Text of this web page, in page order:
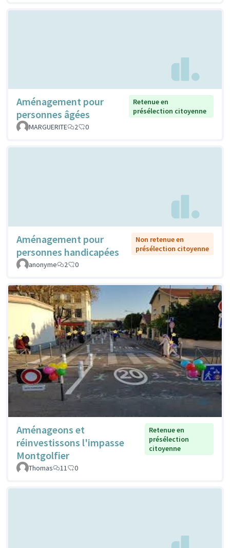
Aménagement pour
personnes âgées
Retenue en
présélection citoyenne
MARGUERITE
2 0
Aménagement pour
personnes handicapées
Non retenue en
présélection citoyenne
anonyme
2 0
Aménageons et
réinvestissons l'impasse
Montgolfier
Retenue en
présélection
citoyenne
Thomas 11 0